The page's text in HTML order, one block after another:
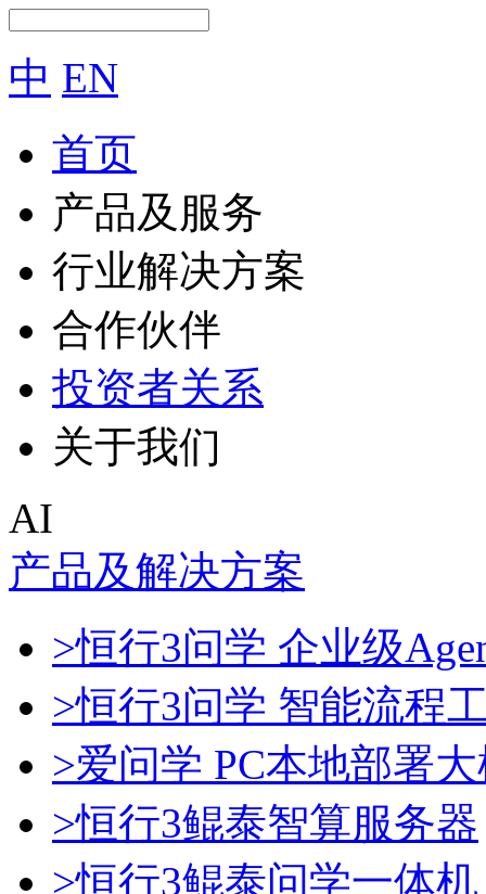
中 EN
首页
产品及服务
行业解决方案
合作伙伴
投资者关系
关于我们
AI
产品及解决方案
>恒行3问学 企业级
>恒行3问学 智能流程
>爱问学 PC本地部署
>恒行3鲲泰智算服务器
>恒行3鲲泰问学一体机